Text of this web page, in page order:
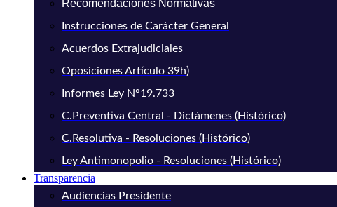
Recomendaciones Normativas
Instrucciones de Carácter General
Acuerdos Extrajudiciales
Oposiciones Artículo 39h)
Informes Ley N°19.733
C.Preventiva Central - Dictámenes (Histórico)
C.Resolutiva - Resoluciones (Histórico)
Ley Antimonopolio - Resoluciones (Histórico)
Transparencia
Audiencias Presidente